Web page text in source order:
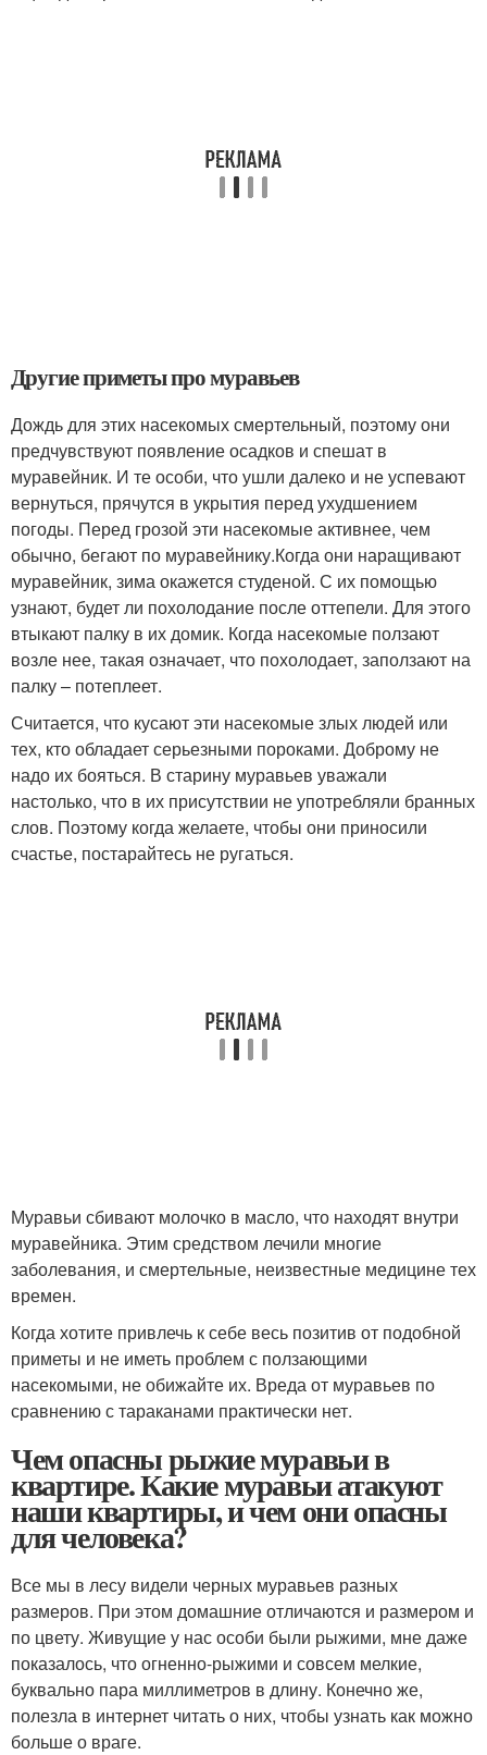
Другие приметы про муравьев
Дождь для этих насекомых смертельный, поэтому они
предчувствуют появление осадков и спешат в
муравейник. И те особи, что ушли далеко и не успевают
вернуться, прячутся в укрытия перед ухудшением
погоды. Перед грозой эти насекомые активнее, чем
обычно, бегают по муравейнику.Когда они наращивают
муравейник, зима окажется студеной. С их помощью
узнают, будет ли похолодание после оттепели. Для этого
втыкают палку в их домик. Когда насекомые ползают
возле нее, такая означает, что похолодает, заползают на
палку – потеплеет.
Считается, что кусают эти насекомые злых людей или
тех, кто обладает серьезными пороками. Доброму не
надо их бояться. В старину муравьев уважали
настолько, что в их присутствии не употребляли бранных
слов. Поэтому когда желаете, чтобы они приносили
счастье, постарайтесь не ругаться.
Муравьи сбивают молочко в масло, что находят внутри
муравейника. Этим средством лечили многие
заболевания, и смертельные, неизвестные медицине тех
времен.
Когда хотите привлечь к себе весь позитив от подобной
приметы и не иметь проблем с ползающими
насекомыми, не обижайте их. Вреда от муравьев по
сравнению с тараканами практически нет.
Чем опасны рыжие муравьи в
квартире. Какие муравьи атакуют
наши квартиры, и чем они опасны
для человека?
Все мы в лесу видели черных муравьев разных
размеров. При этом домашние отличаются и размером и
по цвету. Живущие у нас особи были рыжими, мне даже
показалось, что огненно-рыжими и совсем мелкие,
буквально пара миллиметров в длину. Конечно же,
полезла в интернет читать о них, чтобы узнать как можно
больше о враге.